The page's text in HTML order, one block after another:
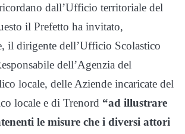
dall’Ufficio territoriale del
il Prefetto ha invitato,
il dirigente dell’Ufficio Scolastico
dell’Agenzia del
locale, delle Aziende incaricate del
locale e di Trenord “ad illustrare
le misure che i diversi attori